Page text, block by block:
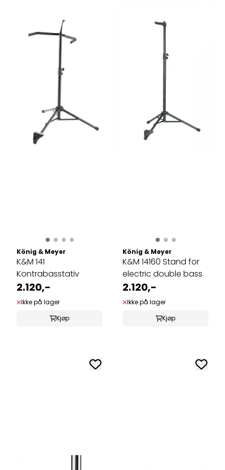
König & Meyer
K&M 141
Kontrabasstativ
2.120,-
Ikke på lager
Kjøp
König & Meyer
K&M 14160 Stand for
electric double bass
2.120,-
Ikke på lager
Kjøp